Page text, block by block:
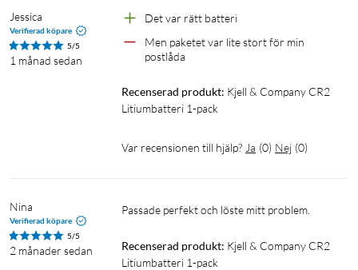
Jessica
Verifierad köpare
5/5
1 månad sedan
Det var rätt batteri
Men paketet var lite stort för min
postlåda
Recenserad produkt: Kjell & Company CR2
Litiumbatteri 1-pack
Var recensionen till hjälp? Ja (0) Nej (0)
Nina
Verifierad köpare
5/5
2 månader sedan
Passade perfekt och löste mitt problem.
Recenserad produkt: Kjell & Company CR2
Litiumbatteri 1-pack